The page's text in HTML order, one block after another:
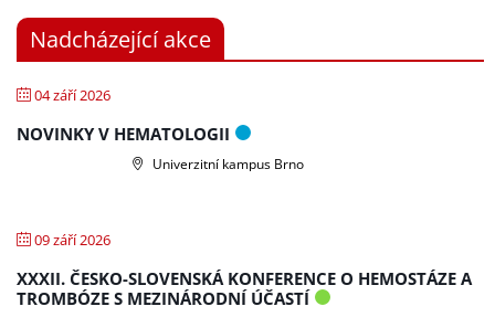
Nadcházející akce
04 září 2026
NOVINKY V HEMATOLOGII
Univerzitní kampus Brno
09 září 2026
XXXII. ČESKO-SLOVENSKÁ KONFERENCE O HEMOSTÁZE A
TROMBÓZE S MEZINÁRODNÍ ÚČASTÍ